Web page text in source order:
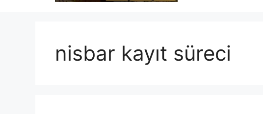
nisbar kayıt süreci